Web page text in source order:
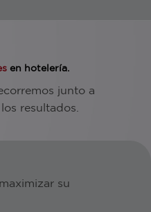
en hotelería.
junto a
resultados.
su